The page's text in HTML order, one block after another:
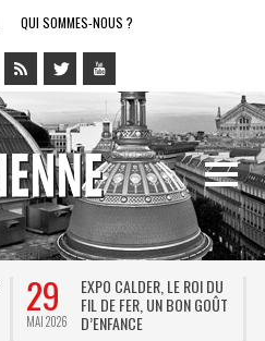
QUI SOMMES-NOUS ?
29
MAI 2026
EXPO CALDER, LE ROI DU
FIL DE FER, UN BON GOÛT
D’ENFANCE